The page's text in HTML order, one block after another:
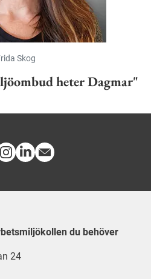
Skog
heter Dagmar"
du behöver
24